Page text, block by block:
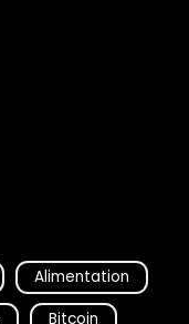
Alimentation
Bitcoin